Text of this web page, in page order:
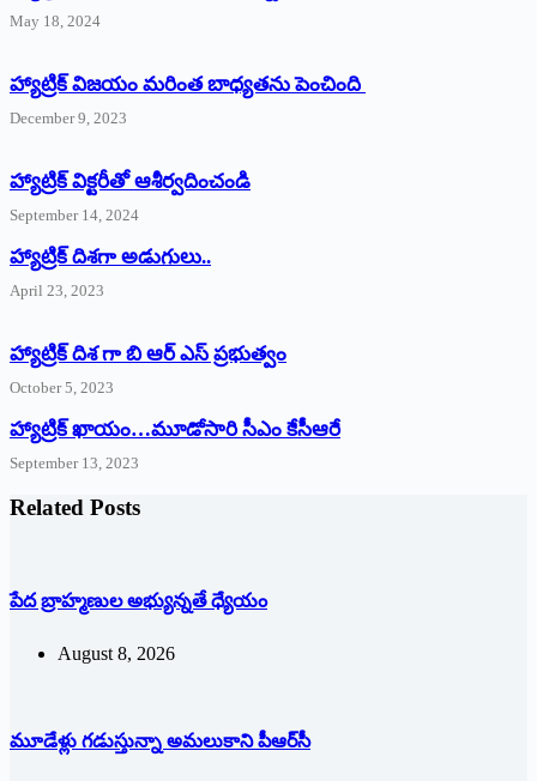
May 18, 2024
హ్యాట్రిక్ విజయం మరింత బాధ్యతను పెంచింది
December 9, 2023
హ్యాట్రిక్‌ ‌విక్టరీతో ఆశీర్వదించండి
September 14, 2024
‌హ్యాట్రిక్‌ ‌దిశగా అడుగులు..
April 23, 2023
హ్యాట్రిక్ దిశ గా బి ఆర్ ఎస్ ప్రభుత్వం
October 5, 2023
హ్యాట్రిక్‌ ‌ఖాయం…మూడోసారి సీఎం కేసీఆరే
September 13, 2023
Related Posts
పేద బ్రాహ్మణుల అభ్యున్నతే ధ్యేయం
August 8, 2026
మూడేళ్లు గ‌డుస్తున్నా అమ‌లుకాని పీఆర్‌సీ